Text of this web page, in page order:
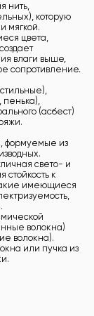
нить,
которую
мягкой.
цвета,
влаги выше,
сопротивление.
пенька),
(асбест)
формуемые из
свето- и
стойкость к
имеющиеся
волокна)
волокна).
или пучка из